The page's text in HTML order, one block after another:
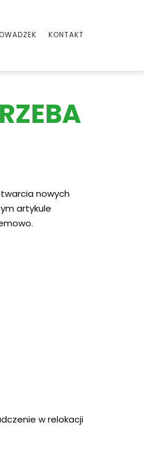
KONTAKT
nowych
artykule
w relokacji